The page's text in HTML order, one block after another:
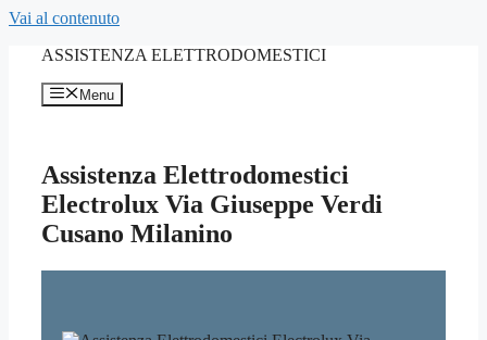
Vai al contenuto
ASSISTENZA ELETTRODOMESTICI
Menu
Assistenza Elettrodomestici
Electrolux Via Giuseppe Verdi
Cusano Milanino